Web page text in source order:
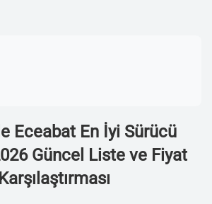
Eceabat En İyi Sürücü
Güncel Liste ve Fiyat
Karşılaştırması